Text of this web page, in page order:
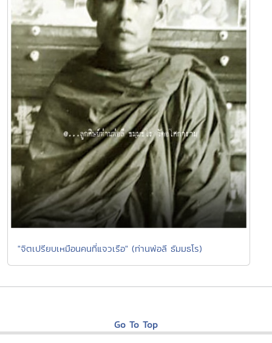
"จิตเปรียบเหมือนคนที่แจวเรือ" (ท่านพ่อลี ธัมมธโร)
Go To Top